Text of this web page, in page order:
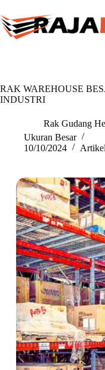
to
content
RAK WAREHOUSE
INDUSTRI
Rak Gudang
Ukuran Besar
10/10/2024